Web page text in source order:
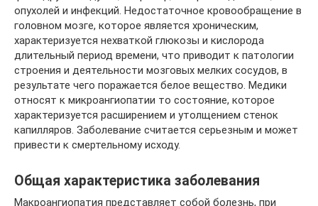
опухолей и инфекций. Недостаточное кровообращение в
головном мозге, которое является хроническим,
характеризуется нехваткой глюкозы и кислорода
длительный период времени, что приводит к патологии
строения и деятельности мозговых мелких сосудов, в
результате чего поражается белое вещество. Медики
относят к микроангиопатии то состояние, которое
характеризуется расширением и утолщением стенок
капилляров. Заболевание считается серьезным и может
привести к смертельному исходу.
Общая характеристика заболевания
Макроангиопатия представляет собой болезнь, при